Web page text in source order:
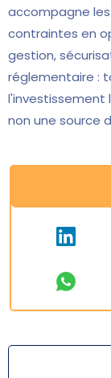
accompagne
contraintes en
gestion,
réglementaire :
l'investissement
non une source